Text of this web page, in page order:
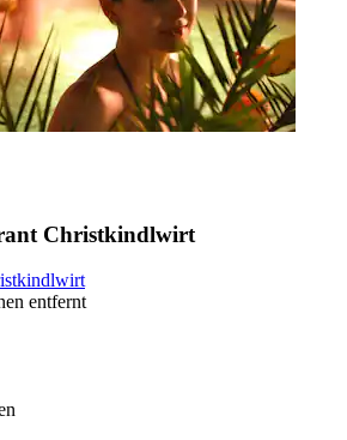
Christkindlwirt
entfernt